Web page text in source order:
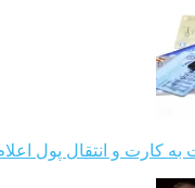
کارت و انتقال پول